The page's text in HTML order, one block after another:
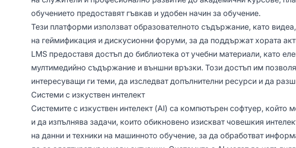
обучението предоставят гъвкав и удобен начин за обучение.
Тези платформи използват образователното съдържание, като
на геймификация и дискусионни форуми, за да поддържат хората
LMS предоставя достъп до библиотека от учебни материали, като
мултимедийно съдържание и външни връзки. Този достъп им
интересуващи ги теми, да изследват допълнителни ресурси и да
Системи с изкуствен интелект
Системите с изкуствен интелект (AI) са компютърен софтуер, който
и да изпълнява задачи, които обикновено изискват човешкия
на данни и техники на машинното обучение, за да обработват